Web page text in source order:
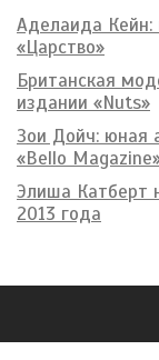
Аделаида Кейн:
«Царство»
Британская
издании «Nuts»
Зои Дойч: юная
«Bello
Элиша Катберт
2013 года